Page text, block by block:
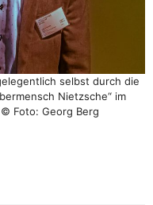
selbst durch die
Nietzsche“ im
Foto: Georg Berg